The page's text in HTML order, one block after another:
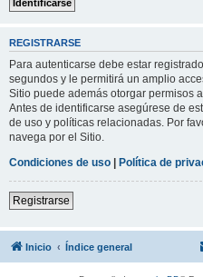
REGISTRARSE
Para autenticarse debe estar
segundos y le permitirá un amplio
Sitio puede además otorgar permisos
Antes de identificarse asegúrese de
de uso y políticas relacionadas. Por
navega por el Sitio.
Condiciones de uso | Política de
Registrarse
Inicio Índice general